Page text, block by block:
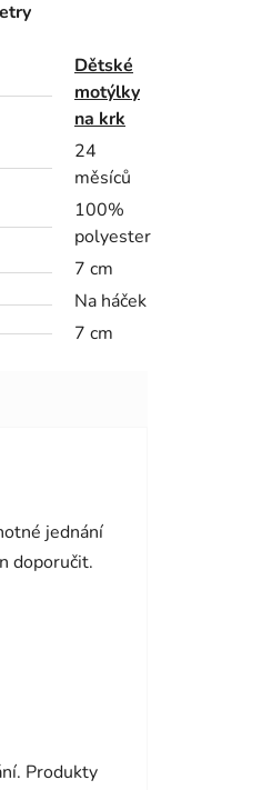
Dětské
motýlky
na krk
24
měsíců
100%
polyester
7 cm
Na háček
7 cm
jednání
doporučit.
Produkty